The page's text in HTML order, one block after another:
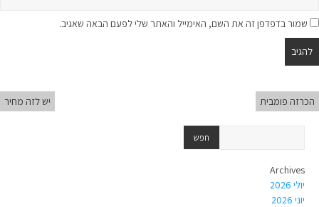
שמור בדפדפן זה את השם, האימייל והאתר שלי לפעם הבאה שאגיב.
הכרזה פומבית יש לזה מחיר
Archives
יולי 2026
יוני 2026